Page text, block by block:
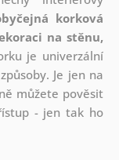
korková
na stěnu,
je univerzální
Je jen na
můžete pověsit
- jen tak ho